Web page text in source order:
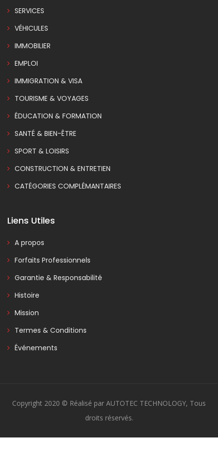
SERVICES
VÉHICULES
IMMOBILIER
EMPLOI
IMMIGRATION & VISA
TOURISME & VOYAGES
ÉDUCATION & FORMATION
SANTÉ & BIEN-ÊTRE
SPORT & LOISIRS
CONSTRUCTION & ENTRETIEN
CATÉGORIES COMPLÉMANTAIRES
Liens Utiles
A propos
Forfaits Professionnels
Garantie & Responsabilité
Histoire
Mission
Termes & Conditions
Événements
Copyright 2020 © Réalisé par AUTOTEC TECHNOLOGY, Tous
droits réservés.